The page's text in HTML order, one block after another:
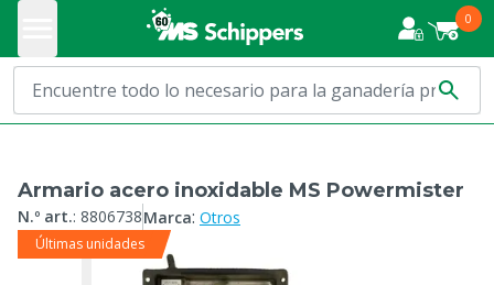
0
Armario acero inoxidable MS Powermister
N.º art.: 8806738Marca: Otros
Últimas unidades